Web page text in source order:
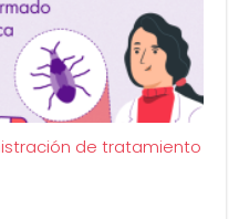
de tratamiento